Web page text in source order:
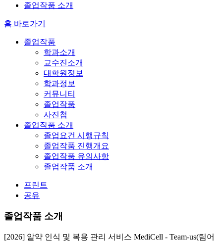
졸업작품 소개
홈 바로가기
졸업작품
학과소개
교수진소개
대학원정보
학과정보
커뮤니티
졸업작품
사진첩
졸업작품 소개
졸업요건 시행규칙
졸업작품 진행개요
졸업작품 유의사항
졸업작품 소개
프린트
공유
졸업작품 소개
[2026] 알약 인식 및 복용 관리 서비스 MediCell - Team-us(팀어